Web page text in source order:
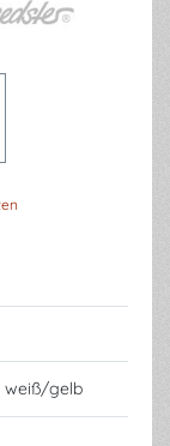
weiß/gelb